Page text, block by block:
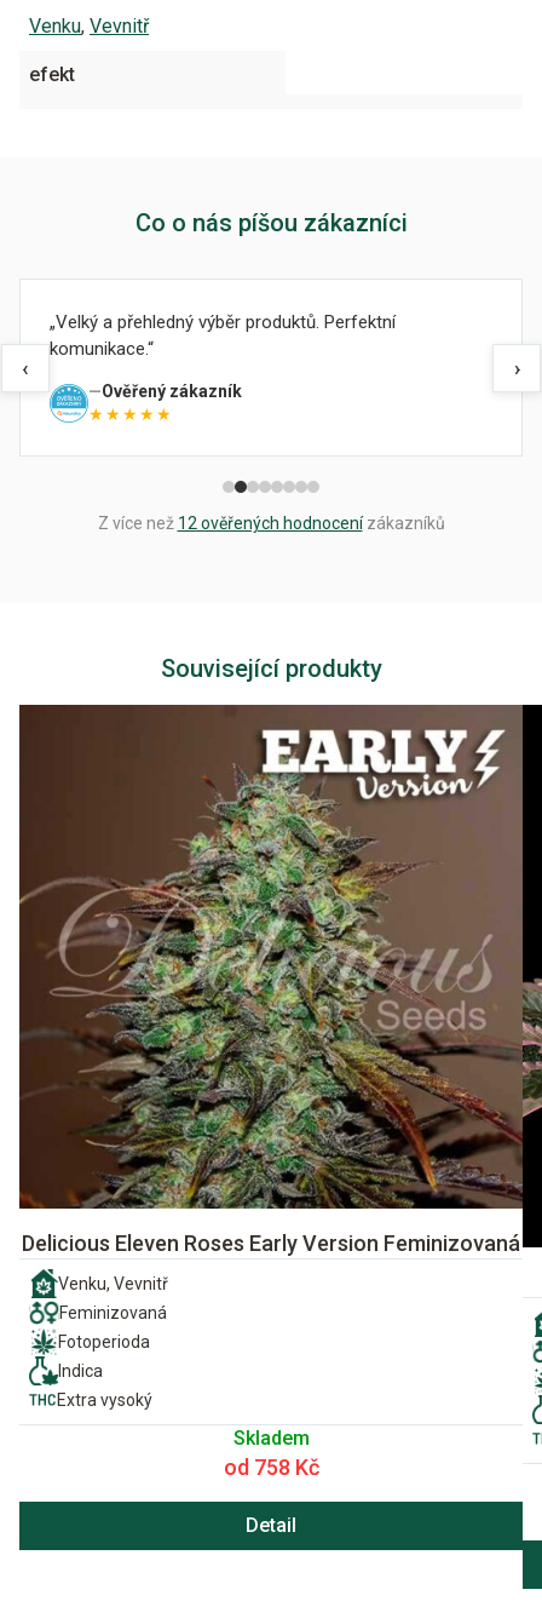
Venku, Vevnitř
efekt
Co o nás píšou zákazníci
‹
Velký a přehledný výběr produktů. Perfektní
komunikace.
Ověřený zákazník
★★★★★
›
Z více než 12 ověřených hodnocenízákazníků
Související produkty
Delicious Eleven Roses Early Version Feminizovaná
Venku, Vevnitř
Feminizovaná
Fotoperioda
Indica
Extra vysoký
Skladem
od 758 Kč
Detail